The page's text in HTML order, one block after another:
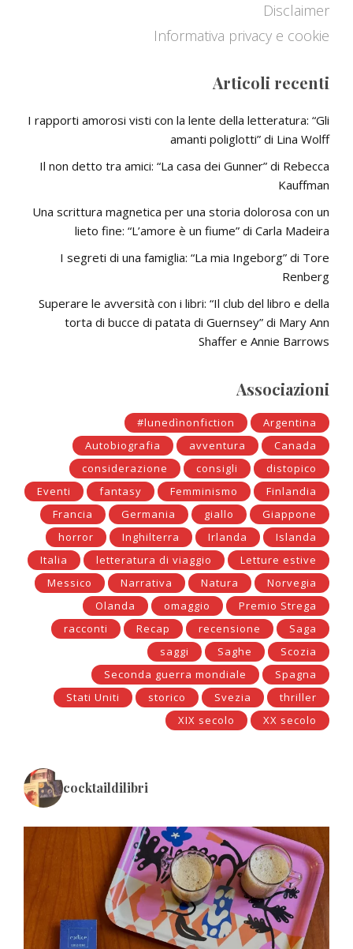
Disclaimer
Informativa privacy e cookie
Articoli recenti
I rapporti amorosi visti con la lente della letteratura: “Gli
amanti poliglotti” di Lina Wolff
Il non detto tra amici: “La casa dei Gunner” di Rebecca
Kauffman
Una scrittura magnetica per una storia dolorosa con un
lieto fine: “L’amore è un fiume” di Carla Madeira
I segreti di una famiglia: “La mia Ingeborg” di Tore
Renberg
Superare le avversità con i libri: “Il club del libro e della
torta di bucce di patata di Guernsey” di Mary Ann
Shaffer e Annie Barrows
Associazioni
#lunedìnonfiction
Argentina
Autobiografia
avventura
Canada
considerazione
consigli
distopico
Eventi
fantasy Femminismo
Finlandia
Francia
Germania giallo
Giappone
horror
Inghilterra Irlanda
Islanda
Italia
letteratura di viaggio
Letture estive
Messico
Narrativa Natura
Norvegia
Olanda
omaggio
Premio Strega
racconti
Recap recensione
Saga
saggi
Saghe
Scozia
Seconda guerra mondiale
Spagna
Stati Uniti
storico Svezia
thriller
XIX secolo
XX secolo
cocktaildilibri